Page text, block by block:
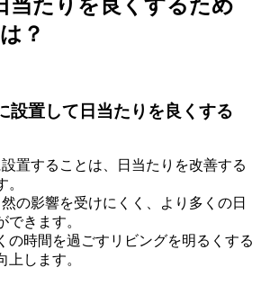
当たりを良くするため
？
設置して日当たりを良くする
置することは、日当たりを改善する
。
の影響を受けにくく、より多くの日
できます。
の時間を過ごすリビングを明るくする
上します。